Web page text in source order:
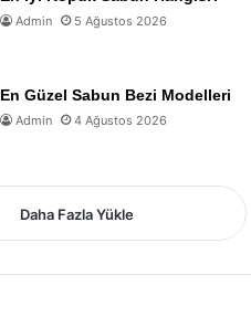
Admin 5 Ağustos 2026
En Güzel Sabun Bezi Modelleri
Admin 4 Ağustos 2026
Daha Fazla Yükle